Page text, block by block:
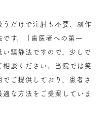
だけで注射も不要、副作
す。「歯医者への第一
鎮静法ですので、少しで
相談ください。当院では笑
ご提供しており、患者さ
な方法をご提案していま